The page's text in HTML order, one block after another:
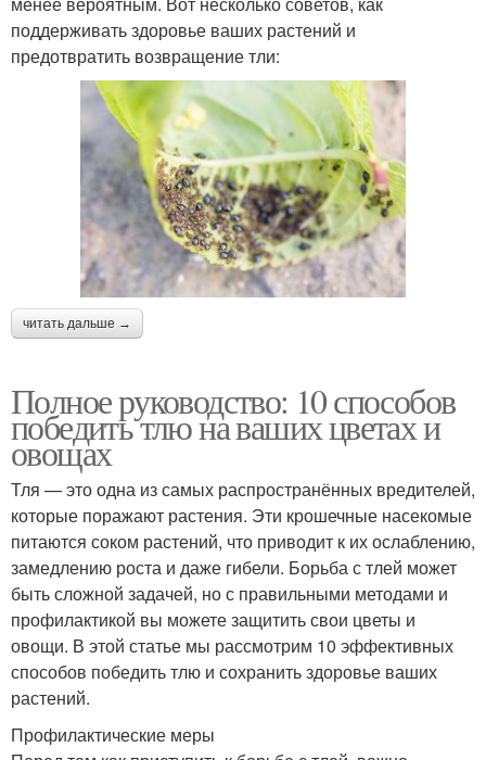
поддерживать здоровье ваших растений и
предотвратить возвращение тли:
читать дальше →
Полное руководство: 10 способов
победить тлю на ваших цветах и
овощах
Тля — это одна из самых распространённых вредителей,
которые поражают растения. Эти крошечные насекомые
питаются соком растений, что приводит к их ослаблению,
замедлению роста и даже гибели. Борьба с тлей может
быть сложной задачей, но с правильными методами и
профилактикой вы можете защитить свои цветы и
овощи. В этой статье мы рассмотрим 10 эффективных
способов победить тлю и сохранить здоровье ваших
растений.
Профилактические меры